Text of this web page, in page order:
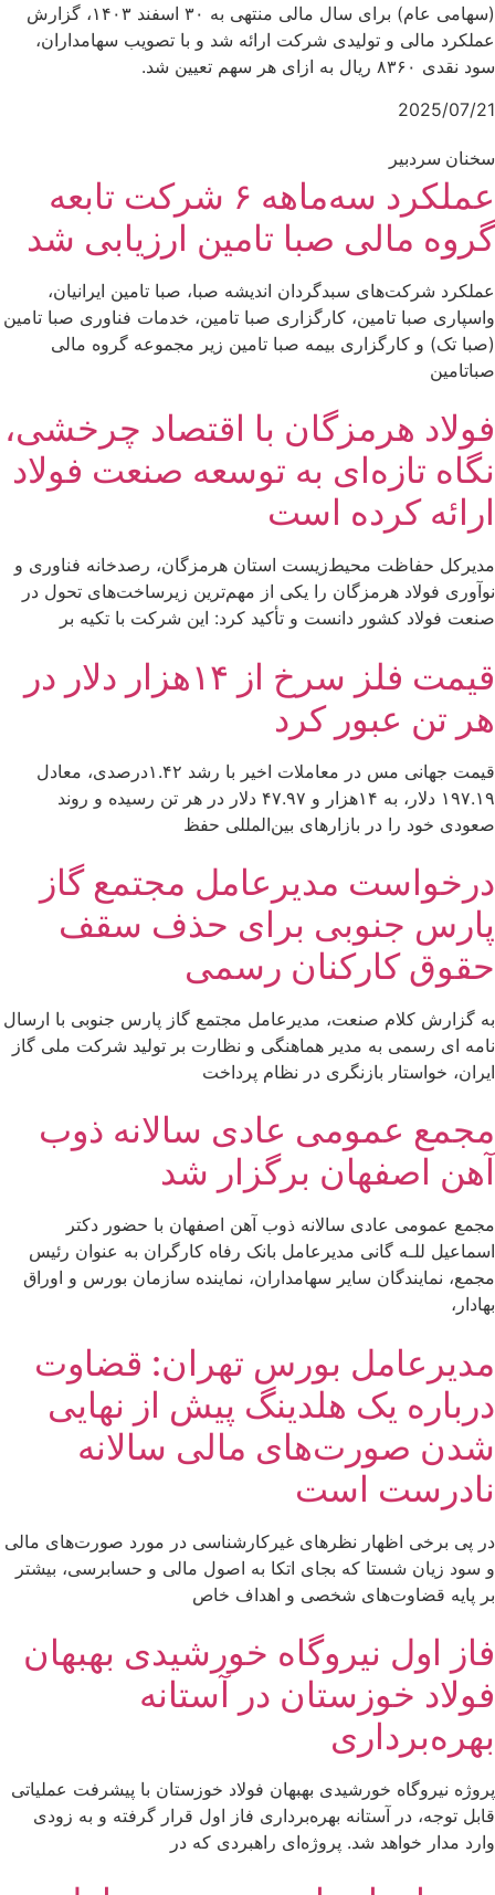
(سهامی عام) برای سال مالی منتهی به ۳۰ اسفند ۱۴۰۳، گزارش
عملکرد مالی و تولیدی شرکت ارائه شد و با تصویب سهامداران،
سود نقدی ۸۳۶۰ ریال به ازای هر سهم تعیین شد.
2025/07/21
سخنان سردبیر
عملکرد سه‌ماهه ۶ شرکت‌ تابعه
گروه مالی صبا تامین ارزیابی شد
عملکرد شرکت‌های سبدگردان اندیشه صبا، صبا تامین ایرانیان،
واسپاری صبا تامین، کارگزاری صبا تامین، خدمات فناوری صبا تامین
(صبا تک) و کارگزاری بیمه صبا تامین زیر مجموعه گروه مالی
صباتامین
فولاد هرمزگان با اقتصاد چرخشی،
نگاه تازه‌ای به توسعه صنعت فولاد
ارائه کرده است
مدیرکل حفاظت محیط‌زیست استان هرمزگان، رصدخانه فناوری و
نوآوری فولاد هرمزگان را یکی از مهم‌ترین زیرساخت‌های تحول در
صنعت فولاد کشور دانست و تأکید کرد: این شرکت با تکیه بر
قیمت فلز سرخ از ۱۴هزار دلار در
هر تن عبور کرد
قیمت جهانی مس در معاملات اخیر با رشد ۱.۴۲درصدی، معادل
۱۹۷.۱۹ دلار، به ۱۴هزار و ۴۷.۹۷ دلار در هر تن رسیده و روند
صعودی خود را در بازارهای بین‌المللی حفظ
درخواست مدیرعامل مجتمع گاز
پارس جنوبی برای حذف سقف
حقوق کارکنان رسمی
به گزارش کلام صنعت، مدیرعامل مجتمع گاز پارس جنوبی با ارسال
نامه ای رسمی به مدیر هماهنگی و نظارت بر تولید شرکت ملی گاز
ایران، خواستار بازنگری در نظام پرداخت
مجمع عمومی عادی سالانه ذوب
آهن اصفهان برگزار شد
مجمع عمومی عادی سالانه ذوب آهن اصفهان با حضور دکتر
اسماعیل للـه گانی مدیرعامل بانک رفاه کارگران به عنوان رئیس
مجمع، نمایندگان سایر سهامداران، نماینده سازمان بورس و اوراق
بهادار،
مدیرعامل بورس تهران: قضاوت
درباره یک هلدینگ پیش از نهایی
شدن صورت‌های مالی سالانه
نادرست است
در پی برخی اظهار نظرهای غیرکارشناسی در مورد صورت‌های مالی
و سود زیان شستا که بجای اتکا به اصول مالی و حسابرسی، بیشتر
بر پایه قضاوت‌‌های شخصی و اهداف خاص
فاز اول نیروگاه خورشیدی بهبهان
فولاد خوزستان در آستانه
بهره‌برداری
پروژه نیروگاه خورشیدی بهبهان فولاد خوزستان با پیشرفت عملیاتی
قابل‌ توجه، در آستانه بهره‌برداری فاز اول قرار گرفته و به‌ زودی
وارد مدار خواهد شد. پروژه‌ای راهبردی که در